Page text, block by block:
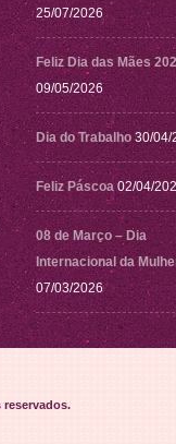
25/07/2026
Feliz Dia das Mães
09/05/2026
Dia do Trabalho 30/04/
Feliz Páscoa 02/04/
08 de Março – Dia
Internacional da
07/03/2026
reservados.